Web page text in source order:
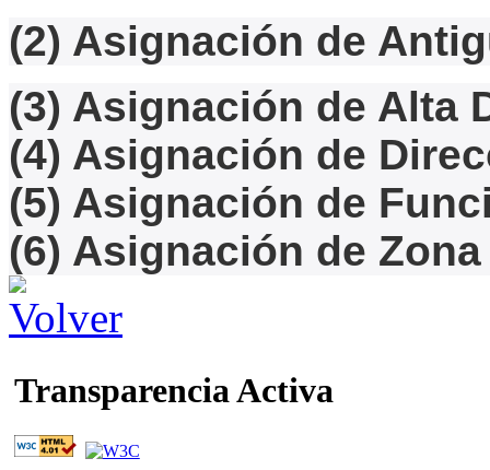
(2) Asignación de
(3) Asignación de Alta
(4) Asignación de
(5) Asignación de
(6) Asignación de Zona
Transparencia Activa